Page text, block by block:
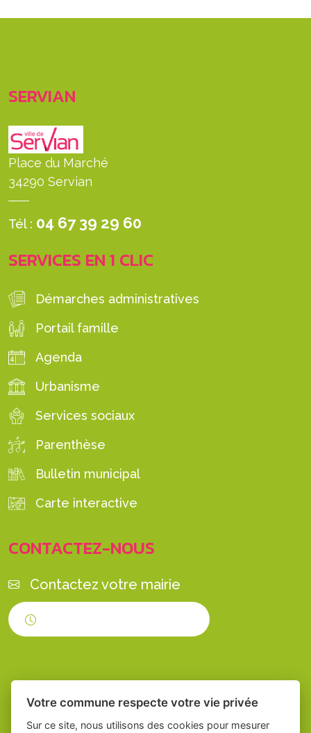
SERVIAN
Place du Marché
34290 Servian
Tél : 04 67 39 29 60
SERVICES EN 1 CLIC
Démarches administratives
Portail famille
Agenda
Urbanisme
Services sociaux
Parenthèse
Bulletin municipal
Carte interactive
CONTACTEZ-NOUS
Contactez votre mairie
Votre commune respecte votre vie privée
Sur ce site, nous utilisons des cookies pour mesurer